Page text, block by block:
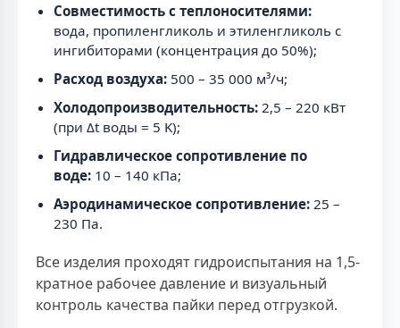
Совместимость с теплоносителями:
вода, пропиленгликоль и этиленгликоль с
ингибиторами (концентрация до 50%);
Расход воздуха: 500 – 35 000 м³/ч;
Холодопроизводительность: 2,5 – 220 кВт
(при Δt воды = 5 K);
Гидравлическое сопротивление по
воде: 10 – 140 кПа;
Аэродинамическое сопротивление: 25 –
230 Па.
Все изделия проходят гидроиспытания на 1,5-
кратное рабочее давление и визуальный
контроль качества пайки перед отгрузкой.